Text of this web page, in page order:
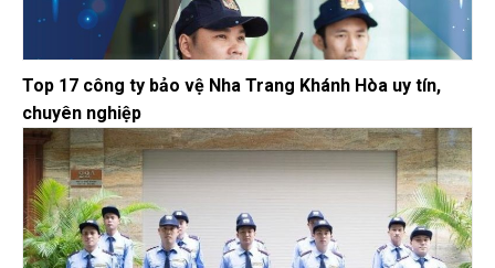
Top 17 công ty bảo vệ Nha Trang Khánh Hòa uy tín,
chuyên nghiệp